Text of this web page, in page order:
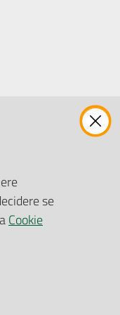
se
Cookie